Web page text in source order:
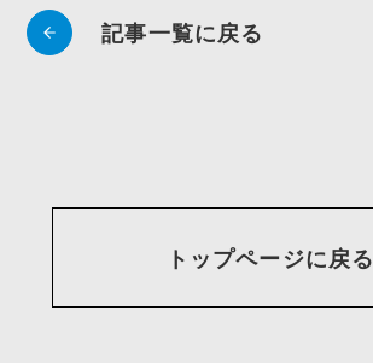
記事一覧に戻る
トップページに戻る